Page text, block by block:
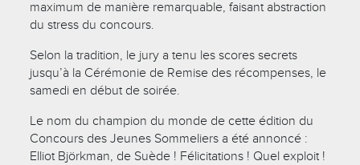
maximum de manière remarquable, faisant abstraction
du stress du concours.
Selon la tradition, le jury a tenu les scores secrets
jusqu’à la Cérémonie de Remise des récompenses, le
samedi en début de soirée.
Le nom du champion du monde de cette édition du
Concours des Jeunes Sommeliers a été annoncé :
Elliot Björkman, de Suède ! Félicitations ! Quel exploit !